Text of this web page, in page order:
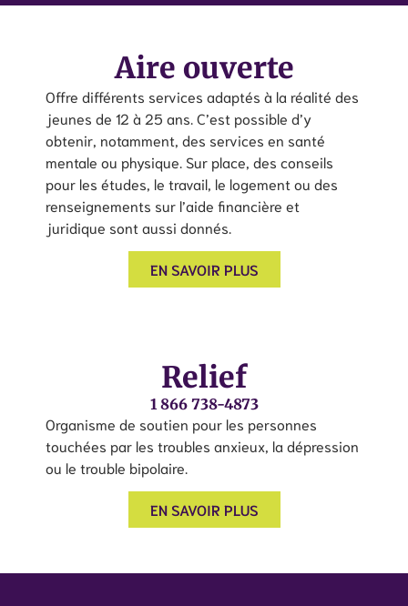
Aire ouverte
Offre différents services adaptés à la réalité des
jeunes de 12 à 25 ans. C’est possible d’y
obtenir, notamment, des services en santé
mentale ou physique. Sur place, des conseils
pour les études, le travail, le logement ou des
renseignements sur l’aide financière et
juridique sont aussi donnés.
EN SAVOIR PLUS
Relief
1 866 738-4873
Organisme de soutien pour les personnes
touchées par les troubles anxieux, la dépression
ou le trouble bipolaire.
EN SAVOIR PLUS